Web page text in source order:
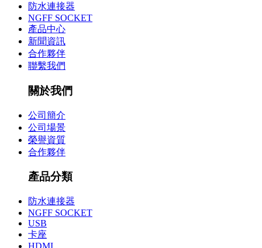
防水連接器
NGFF SOCKET
產品中心
新聞資訊
合作夥伴
聯繫我們
關於我們
公司簡介
公司場景
榮譽資質
合作夥伴
產品分類
防水連接器
NGFF SOCKET
USB
卡座